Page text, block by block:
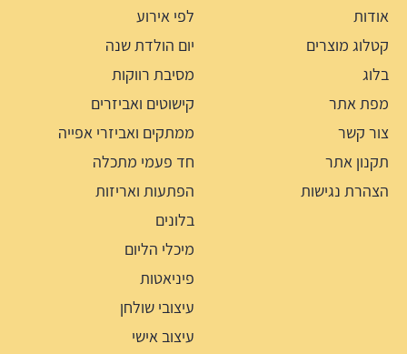
אודות
קטלוג מוצרים
בלוג
מפת אתר
צור קשר
תקנון אתר
הצהרת נגישות
לפי אירוע
יום הולדת שנה
מסיבת רווקות
קישוטים ואביזרים
ממתקים ואביזרי אפייה
חד פעמי מתכלה
הפתעות ואריזות
בלונים
מיכלי הליום
פיניאטות
עיצובי שולחן
עיצוב אישי